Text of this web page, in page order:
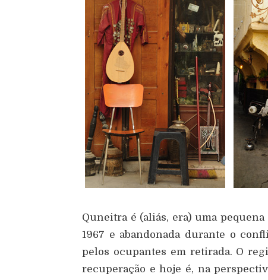
Quneitra é (aliás, era) uma
1967 e abandonada durante o
pelos ocupantes em retirada. O
recuperação e hoje é, na